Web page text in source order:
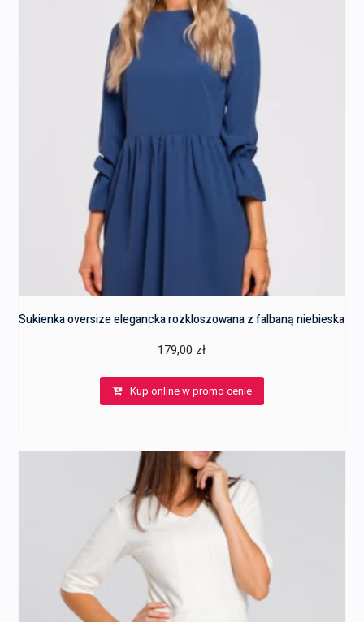
Sukienka oversize elegancka rozkloszowana z falbaną niebieska
179,00 zł
Kup online w promo cenie